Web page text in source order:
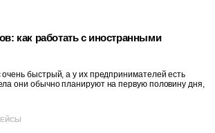
как работать с иностранными
быстрый, а у их предпринимателей есть
они обычно планируют на первую половину дня,